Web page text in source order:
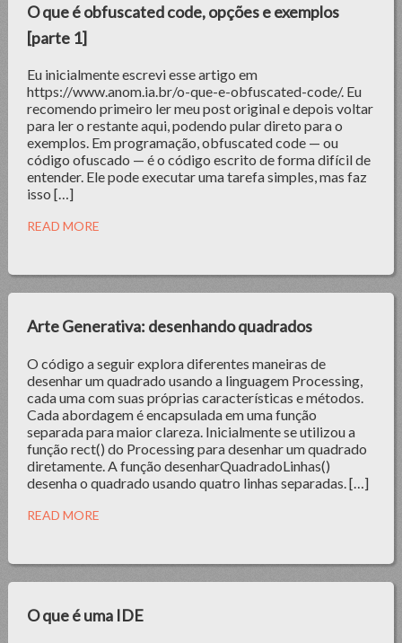
O que é obfuscated code, opções e exemplos
[parte 1]
Eu inicialmente escrevi esse artigo em
https://www.anom.ia.br/o-que-e-obfuscated-code/. Eu
recomendo primeiro ler meu post original e depois voltar
para ler o restante aqui, podendo pular direto para o
exemplos. Em programação, obfuscated code — ou
código ofuscado — é o código escrito de forma difícil de
entender. Ele pode executar uma tarefa simples, mas faz
isso […]
READ MORE
Arte Generativa: desenhando quadrados
O código a seguir explora diferentes maneiras de
desenhar um quadrado usando a linguagem Processing,
cada uma com suas próprias características e métodos.
Cada abordagem é encapsulada em uma função
separada para maior clareza. Inicialmente se utilizou a
função rect() do Processing para desenhar um quadrado
diretamente. A função desenharQuadradoLinhas()
desenha o quadrado usando quatro linhas separadas. […]
READ MORE
O que é uma IDE